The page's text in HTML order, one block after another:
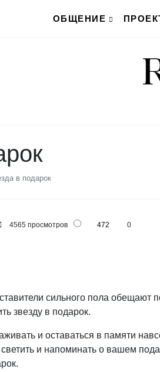
ОБЩЕНИЕ
в подарок
4565 просмотров 472 0
сильного пола обещают
звезду в подарок.
и оставаться в памяти
светить и напоминать о вашем